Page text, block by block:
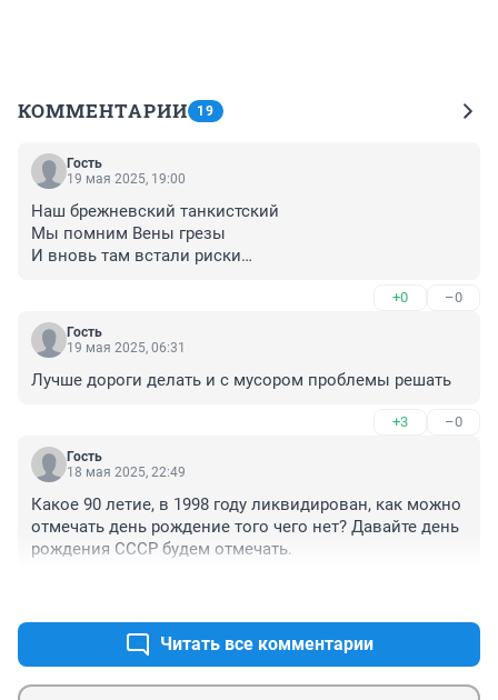
КОММЕНТАРИИ 19
Гость
19 мая 2025, 19:00
Наш брежневский танкистский
Мы помним Вены грезы
И вновь там встали риски
+0 –0
Гость
19 мая 2025, 06:31
Лучше дороги делать и с мусором проблемы решать
+3 –0
Гость
18 мая 2025, 22:49
Какое 90 летие, в 1998 году ликвидирован, как можно
отмечать день рождение того чего нет? Давайте день
рождения СССР будем отмечать.
Читать все комментарии